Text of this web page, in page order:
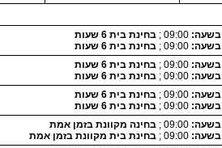
בשעה: 09:00 ;
בחינת בית 6 שעות
בשעה: 09:00 ; בחינת בית 6 שעות
בשעה: 09:00 ;
בחינת בית 6 שעות
בשעה: 09:00 ; בחינת בית 6 שעות
בשעה: 09:00 ;
בחינת בית 6 שעות
בשעה: 09:00 ; בחינת בית 6 שעות
בשעה: 09:00 ;
בחינה מקוונת בזמן אמת
בשעה: 09:00 ; בחינת בית מקוונת בזמן אמת